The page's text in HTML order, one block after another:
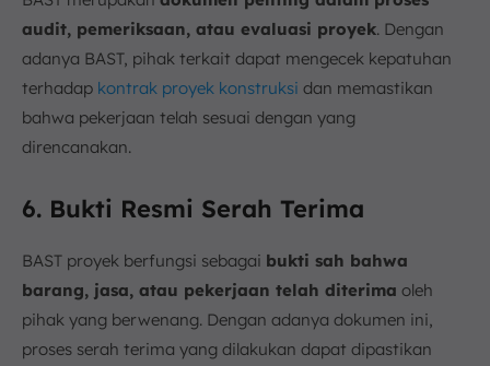
audit, pemeriksaan, atau evaluasi proyek. Dengan
adanya BAST, pihak terkait dapat mengecek kepatuhan
terhadap kontrak proyek konstruksi dan memastikan
bahwa pekerjaan telah sesuai dengan yang
direncanakan.
6. Bukti Resmi Serah Terima
BAST proyek berfungsi sebagai bukti sah bahwa
barang, jasa, atau pekerjaan telah diterima oleh
pihak yang berwenang. Dengan adanya dokumen ini,
proses serah terima yang dilakukan dapat dipastikan